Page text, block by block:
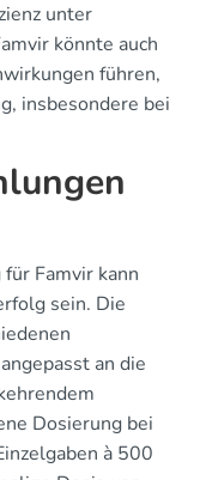
unter
könnte auch
führen,
insbesondere bei
Famvir kann
sein. Die
an die
Dosierung bei
à 500